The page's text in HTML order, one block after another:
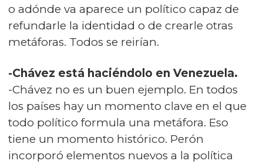
o adónde va aparece un político capaz de
refundarle la identidad o de crearle otras
metáforas. Todos se reirían.
-Chávez está haciéndolo en Venezuela.
-Chávez no es un buen ejemplo. En todos
los países hay un momento clave en el que
todo político formula una metáfora. Eso
tiene un momento histórico. Perón
incorporó elementos nuevos a la política